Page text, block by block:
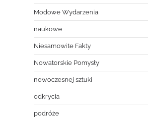
Modowe Wydarzenia
naukowe
Niesamowite Fakty
Nowatorskie Pomysły
nowoczesnej sztuki
odkrycia
podróże